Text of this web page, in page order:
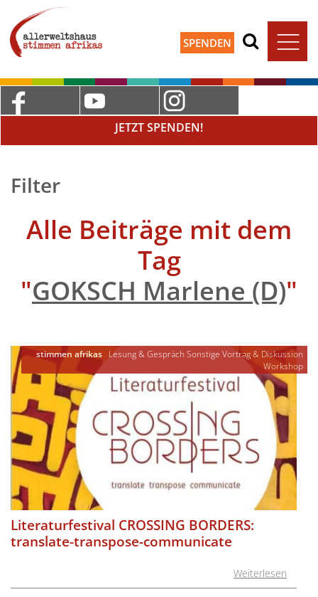
SPENDEN
JETZT SPENDEN!
Filter
Alle Beiträge mit dem
Tag
"GOKSCH Marlene (D)"
stimmen afrikas Lesung & Gespräch Sonstige Vortrag & Diskussion
Workshop
Literaturfestival CROSSING BORDERS:
translate-transpose-communicate
Weiterlesen